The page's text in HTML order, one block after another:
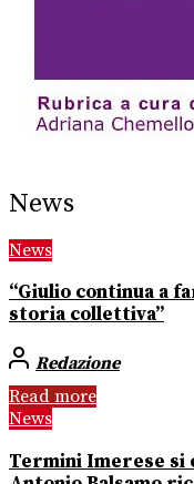
News
News
“Giulio continua a
storia collettiva”
Redazione
Read more
News
Termini Imerese si